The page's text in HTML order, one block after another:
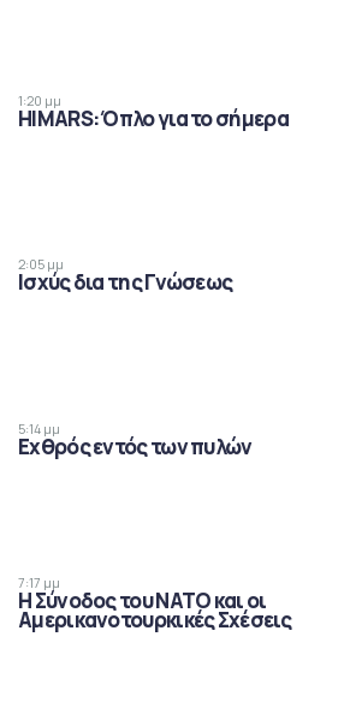
1:20 μμ
HIMARS: Όπλο για το σήμερα
2:05 μμ
Ισχύς δια της Γνώσεως
5:14 μμ
Εχθρός εντός των πυλών
7:17 μμ
Η Σύνοδος του ΝΑΤΟ και οι
Αμερικανοτουρκικές Σχέσεις